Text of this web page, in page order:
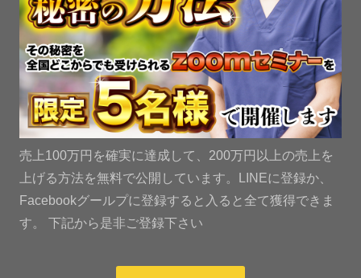
売上100万円を確実に達成して、200万円以上の売上を
上げる方法を無料で公開しています。LINEに登録か、
Facebookグールプに登録すると入ると全て獲得できま
す。 下記から是非ご登録下さい